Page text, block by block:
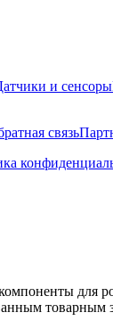
и сенсоры
связь
для
товарным